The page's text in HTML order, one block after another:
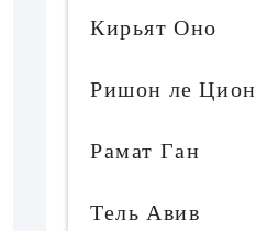
Кирьят Оно
Ришон ле Цион
Рамат Ган
Тель Авив